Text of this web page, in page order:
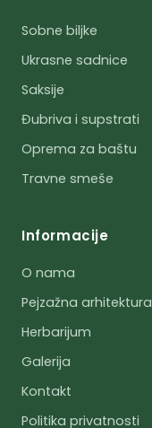
Sobne biljke
Ukrasne sadnice
Saksije
Đubriva i supstrati
Oprema za baštu
Travne smeše
Informacije
O nama
Pejzažna arhitektura
Herbarijum
Galerija
Kontakt
Politika privatnosti